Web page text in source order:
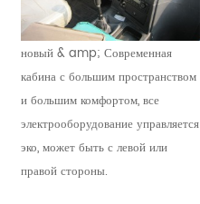
новый & amp; Современная
кабина с большим пространством
и большим комфортом, все
электрооборудование управляется
эко, может быть с левой или
правой стороны.